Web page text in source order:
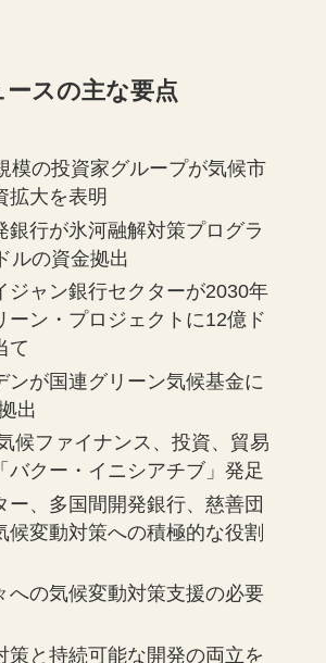
スの主な要点
模の投資家グループが気候市
拡大を表明
銀行が氷河融解対策プログラ
ルの資金拠出
ジャン銀行セクターが2030年
ーン・プロジェクトに12億ド
て
ンが国連グリーン気候基金に
出
候ファイナンス、投資、貿易
バクー・イニシアチブ」発足
ー、多国間開発銀行、慈善団
候変動対策への積極的な役割
への気候変動対策支援の必要
策と持続可能な開発の両立を